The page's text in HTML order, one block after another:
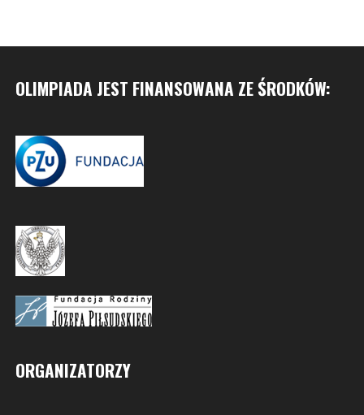
OLIMPIADA JEST FINANSOWANA ZE ŚRODKÓW:
ORGANIZATORZY